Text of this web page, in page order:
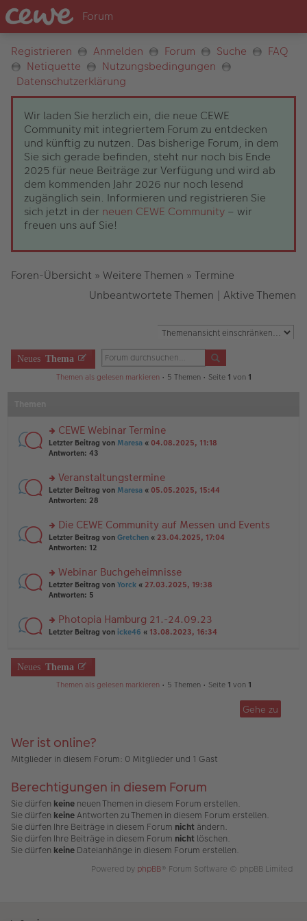
Registrieren Anmelden Forum Suche
FAQ
Netiquette
Nutzungsbedingungen
Datenschutzerklärung
Wir laden Sie herzlich ein, die neue CEWE
Community mit integriertem Forum zu entdecken
und künftig zu nutzen. Das bisherige Forum, in dem
Sie sich gerade befinden, steht nur noch bis Ende
2025 für neue Beiträge zur Verfügung und wird ab
dem kommenden Jahr 2026 nur noch lesend
zugänglich sein. Informieren und registrieren Sie
sich jetzt in der neuen CEWE Community – wir
freuen uns auf Sie!
Foren-Übersicht » Weitere Themen » Termine
Unbeantwortete Themen | Aktive Themen
Neues Thema
Themen als gelesen markieren• 5 Themen • Seite 1 von 1
rs
te
n
g
el
e
n
er
tr
a
g
CEWE Webinar Termine
Letzter Beitrag von Maresa « 04.08.2025, 11:18
Antworten: 43
rs
te
n
g
el
e
n
er
tr
a
Veranstaltungstermine
Letzter Beitrag von Maresa « 05.05.2025, 15:44
Antworten: 28
rs
te
n
g
el
e
n
ei
tr
Die CEWE Community auf Messen und Events
Letzter Beitrag von Gretchen « 23.04.2025, 17:04
Antworten: 12
rs
te
n
g
es
e
n
g
Webinar Buchgeheimnisse
Letzter Beitrag von Yorck « 27.03.2025, 19:38
Antworten: 5
rs
u
n
B
tr
g
Photopia Hamburg 21.-24.09.23
Letzter Beitrag von icke46 « 13.08.2023, 16:34
Neues Thema
Themen als gelesen markieren• 5 Themen • Seite 1 von 1
Gehe zu
Wer ist online?
Mitglieder in diesem Forum: 0 Mitglieder und 1 Gast
Berechtigungen in diesem Forum
Sie dürfen keine neuen Themen in diesem Forum erstellen.
Sie dürfen keineAntworten zu Themen in diesem Forum erstellen.
Sie dürfen Ihre Beiträge in diesem Forum nicht ändern.
Sie dürfen Ihre Beiträge in diesem Forum nicht löschen.
Sie dürfen keine Dateianhänge in diesem Forum erstellen.
Powered by phpBB® Forum Software © phpBB Limited